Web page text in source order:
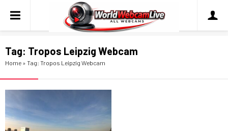
Tag: Tropos Leipzig Webcam
Home » Tag: Tropos Leipzig Webcam